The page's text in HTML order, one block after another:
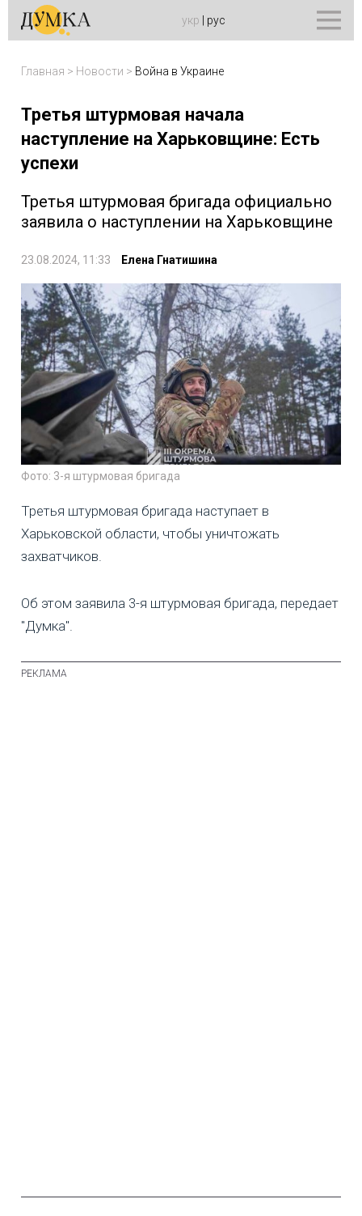
укр рус
Главная > Новости > Война в Украине
Третья штурмовая начала
наступление на Харьковщине: Есть
успехи
Третья штурмовая бригада официально
заявила о наступлении на Харьковщине
23.08.2024, 11:33 Елена Гнатишина
Фото: 3-я штурмовая бригада
Третья штурмовая бригада наступает в
Харьковской области, чтобы уничтожать
захватчиков.
Об этом заявила 3-я штурмовая бригада, передает
"Думка".